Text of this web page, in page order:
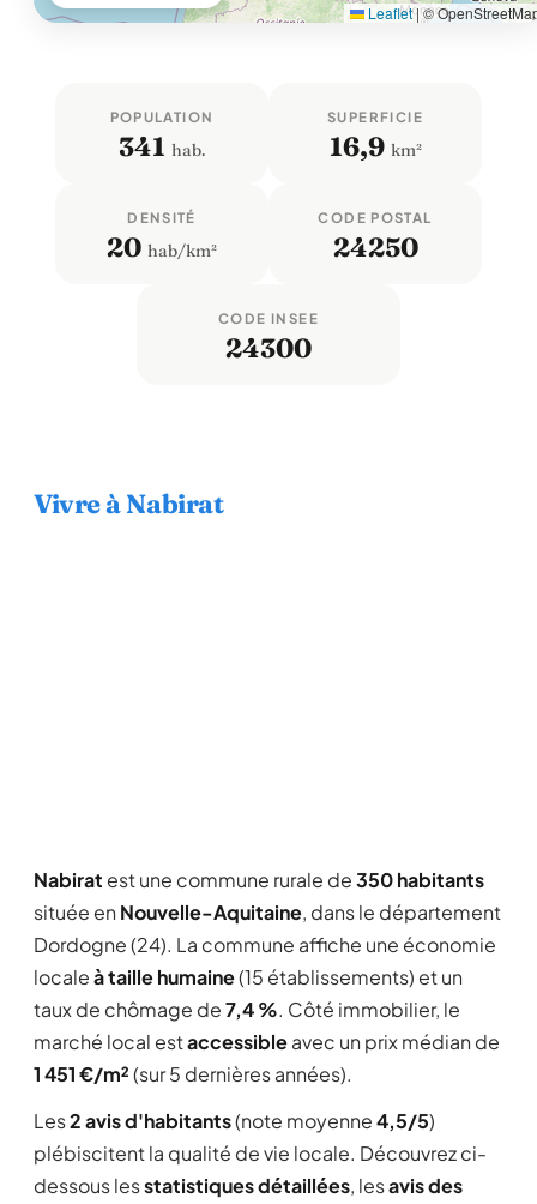
Leaflet|©
POPULATION
341 hab.
SUPERFICIE
16,9 km²
DENSITÉ
20 hab/km²
CODE POSTAL
24250
CODE INSEE
24300
Vivre à Nabirat
Nabirat est une commune rurale de350 habitants
située en Nouvelle-Aquitaine, dans le département
Dordogne (24). La commune affiche une économie
localeà taille humaine(15 établissements) et un
taux de chômage de7,4 %. Côté immobilier, le
marché local estaccessibleavec un prix médian de
1 451 €/m²(sur 5 dernières années).
Les2 avis d'habitants(note moyenne4,5/5)
plébiscitent la qualité de vie locale. Découvrez ci-
dessous lesstatistiques détaillées, lesavis des